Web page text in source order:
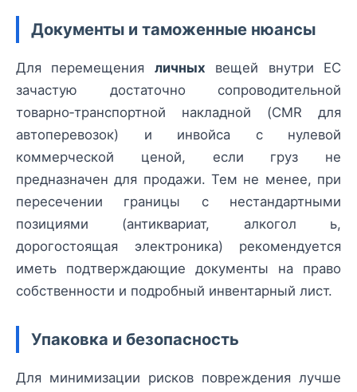
Документы и таможенные нюансы
Для перемещения личных вещей внутри ЕС
зачастую достаточно сопроводительной
товарно‑транспортной накладной (CMR для
автоперевозок) и инвойса с нулевой
коммерческой ценой, если груз не
предназначен для продажи. Тем не менее, при
пересечении границы с нестандартными
позициями (антиквариат, алкогол ь,
дорогостоящая электроника) рекомендуется
иметь подтверждающие документы на право
собственности и подробный инвентарный лист.
Упаковка и безопасность
Для минимизации рисков повреждения лучше